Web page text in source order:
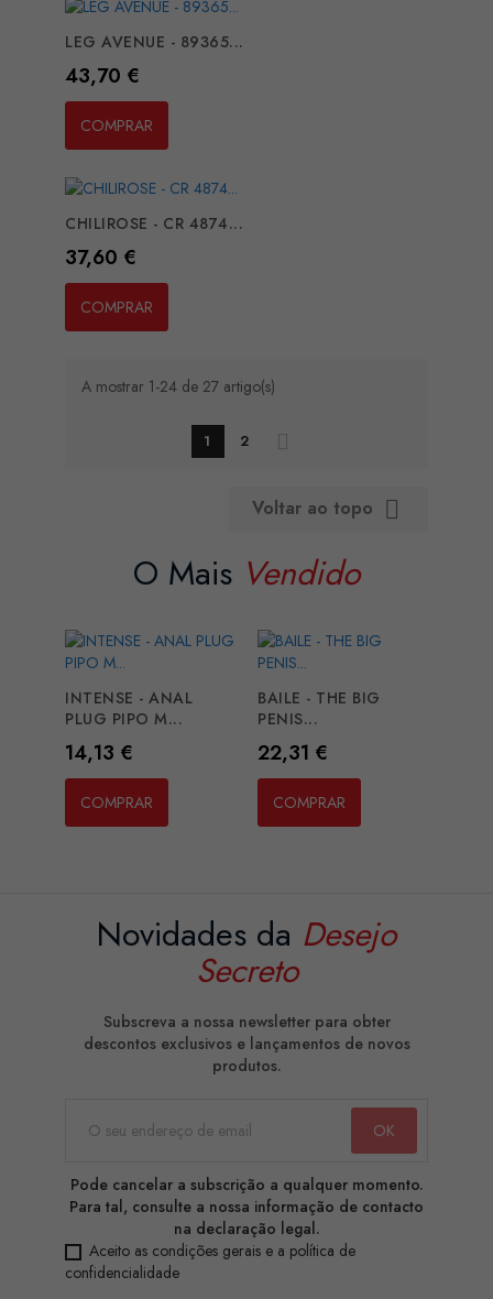
LEG AVENUE - 89365...
Preço
43,70 €
COMPRAR
CHILIROSE - CR 4874...
Preço
37,60 €
COMPRAR
A mostrar 1-24 de 27 artigo(s)
1 2
Voltar ao topo 
O Mais Vendido
INTENSE - ANAL
PLUG PIPO M...
Preço
14,13 €
COMPRAR
BAILE - THE BIG
PENIS...
Preço
22,31 €
COMPRAR
Novidades da Desejo
Secreto
Subscreva a nossa newsletter para obter
descontos exclusivos e lançamentos de novos
produtos.
Pode cancelar a subscrição a qualquer momento.
Para tal, consulte a nossa informação de contacto
na declaração legal.
Aceito as condições gerais e a política de
confidencialidade